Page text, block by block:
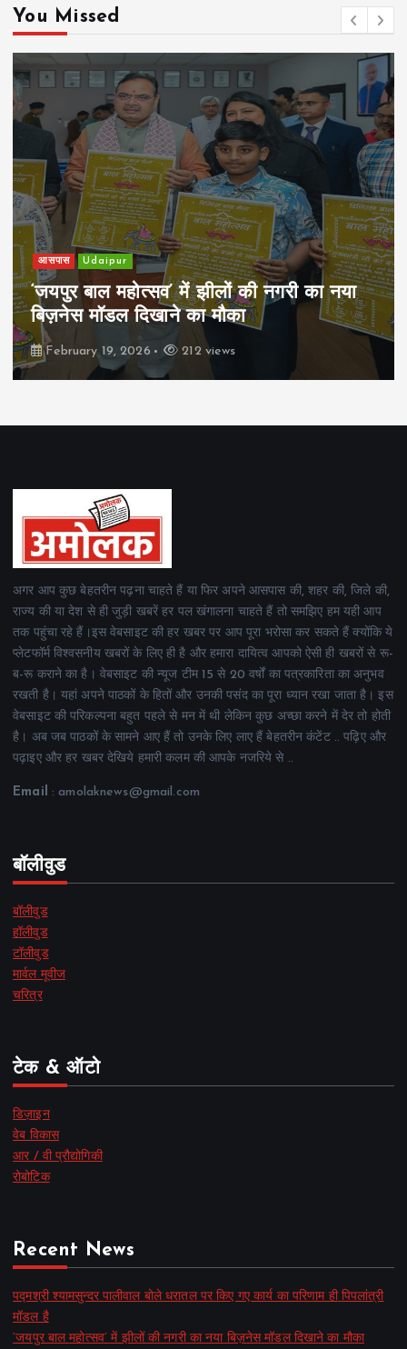
You Missed
आसपास Udaipur
‘जयपुर बाल महोत्सव’ में झीलों की नगरी का नया
बिज़नेस मॉडल दिखाने का मौका
February 19, 2026 212 views
अगर आप कुछ बेहतरीन पढ़ना चाहते हैं या फिर अपने आसपास की, शहर की, जिले की,
राज्य की या देश से ही जुड़ी खबरें हर पल खंगालना चाहते हैं तो समझिए हम यही आप
तक पहुंचा रहे हैं।इस वेबसाइट की हर खबर पर आप पूरा भरोसा कर सकते हैं क्योंकि ये
प्लेटफॉर्म विश्वसनीय खबरों के लिए ही है और हमारा दायित्व आपको ऐसी ही खबरों से रू-
ब-रू कराने का है। वेबसाइट की न्यूज टीम 15 से 20 वर्षों का पत्रकारिता का अनुभव
रखती है। यहां अपने पाठकों के हितों और उनकी पसंद का पूरा ध्यान रखा जाता है। इस
वेबसाइट की परिकल्पना बहुत पहले से मन में थी लेकिन कुछ अच्छा करने में देर तो होती
है। अब जब पाठकों के सामने आए हैं तो उनके लिए लाए हैं बेहतरीन कंटेंट .. पढ़िए और
पढ़ाइए और हर खबर देखिये हमारी कलम की आपके नजरिये से ..
Email : amolaknews@gmail.com
बॉलीवुड
बॉलीवुड
हॉलीवुड
टॉलीवुड
मार्वल मूवीज
चरित्र
टेक & ऑटो
डिज़ाइन
वेब विकास
आर / वी प्रौद्योगिकी
रोबोटिक
Recent News
पद्मश्री श्यामसुन्दर पालीवाल बोले धरातल पर किए गए कार्य का परिणाम ही पिपलांत्री
मॉडल है
‘जयपुर बाल महोत्सव’ में झीलों की नगरी का नया बिज़नेस मॉडल दिखाने का मौका